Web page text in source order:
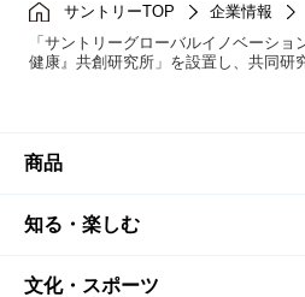
サントリーTOP 企業情報
「サントリーグローバルイノベーシ
健康』共創研究所」を設置し、共同研
商品
商品TOP
商品一覧
知る・楽しむ
知る・楽しむTOP
文化・スポーツ